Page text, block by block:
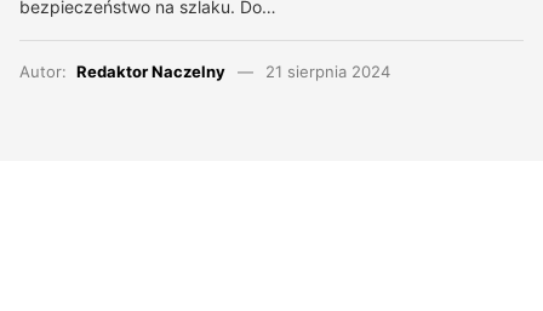
bezpieczeństwo na szlaku. Do…
Autor: Redaktor Naczelny 21 sierpnia 2024